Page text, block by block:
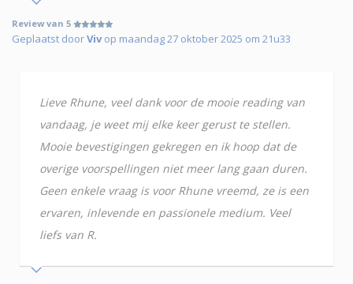
Review van 5
Geplaatst doorVivop maandag 27 oktober 2025 om 21u33
Lieve Rhune, veel dank voor de mooie reading van
vandaag, je weet mij elke keer gerust te stellen.
Mooie bevestigingen gekregen en ik hoop dat de
overige voorspellingen niet meer lang gaan duren.
Geen enkele vraag is voor Rhune vreemd, ze is een
ervaren, inlevende en passionele medium. Veel
liefs van R.